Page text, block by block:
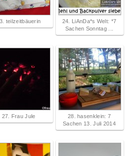
teilzeitbäuerin
24. LiAnDa*s Welt: *7
Sachen Sonntag ...
27. Frau Jule
28. hasenklein: 7
Sachen 13. Juli 2014